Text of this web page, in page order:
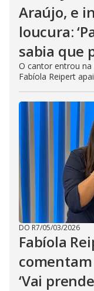
Araújo, e
loucura:
sabia que
O cantor entrou na
Fabíola Reipert
DO R7/05/03/2026
Fabíola
‘Vai